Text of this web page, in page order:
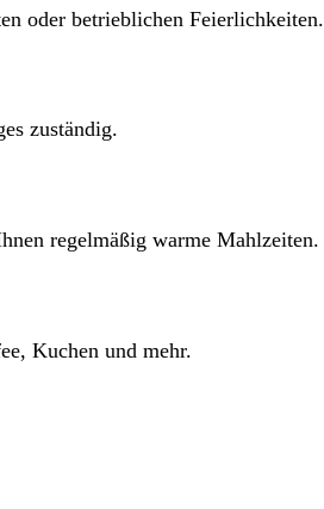
oder betrieblichen Feierlichkeiten.
zuständig.
regelmäßig warme Mahlzeiten.
Kuchen und mehr.